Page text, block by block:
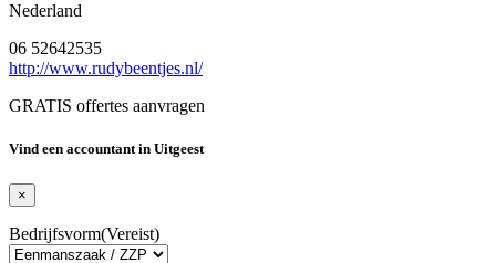
Nederland
06 52642535
http://www.rudybeentjes.nl/
GRATIS offertes aanvragen
Vind een accountant in Uitgeest
×
Bedrijfsvorm(Vereist)